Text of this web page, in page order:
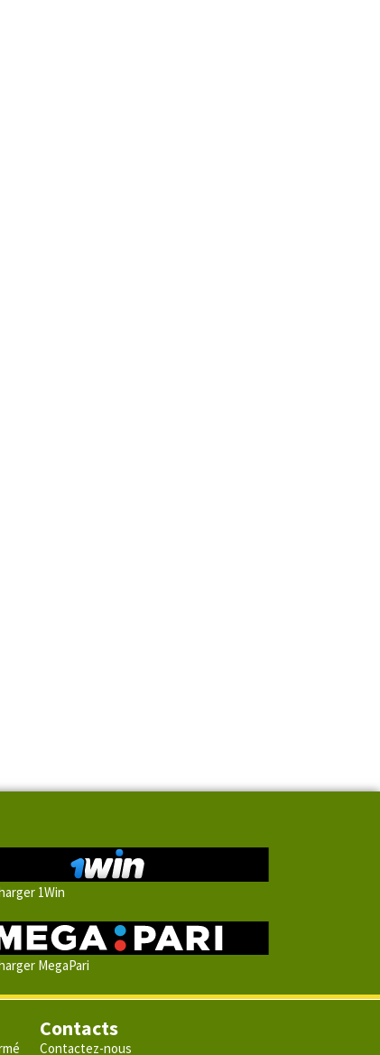
1Win
MegaPari
Contacts
Contactez-nous